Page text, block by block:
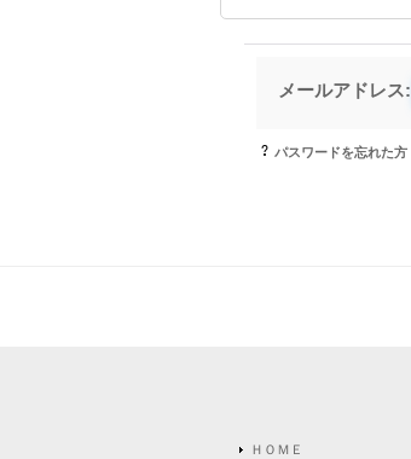
メールアドレス:
パスワードを忘れた方
ＨＯＭＥ